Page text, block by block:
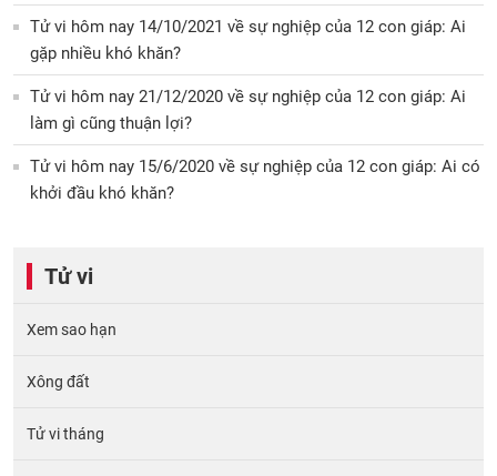
Tử vi hôm nay 14/10/2021 về sự nghiệp của 12 con giáp: Ai
gặp nhiều khó khăn?
Tử vi hôm nay 21/12/2020 về sự nghiệp của 12 con giáp: Ai
làm gì cũng thuận lợi?
Tử vi hôm nay 15/6/2020 về sự nghiệp của 12 con giáp: Ai có
khởi đầu khó khăn?
Tử vi
Xem sao hạn
Xông đất
Tử vi tháng